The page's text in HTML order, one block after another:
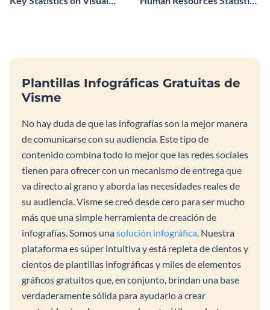
Plantillas Infográficas Gratuitas de
Visme
No hay duda de que las infografías son la mejor manera
de comunicarse con su audiencia. Este tipo de
contenido combina todo lo mejor que las redes sociales
tienen para ofrecer con un mecanismo de entrega que
va directo al grano y aborda las necesidades reales de
su audiencia. Visme se creó desde cero para ser mucho
más que una simple herramienta de creación de
infografías. Somos unasolución infográfica. Nuestra
plataforma es súper intuitiva y está repleta de cientos y
cientos de plantillas infográficas y miles de elementos
gráficos gratuitos que, en conjunto, brindan una base
verdaderamente sólida para ayudarlo a crear